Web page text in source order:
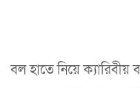
বল হাতে নিয়ে